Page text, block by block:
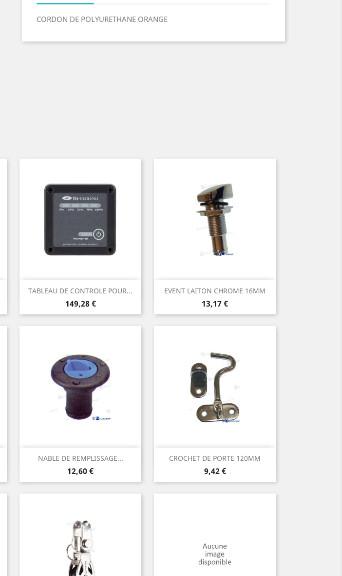
CORDON DE POLYURETHANE ORANGE
TABLEAU DE CONTROLE POUR...
Prix
149,28 €
 Aperçu rapide EVENT LAITON CHROME 16MM
Prix
13,17 €
Aperçu rapide
NABLE DE REMPLISSAGE...
Prix
12,60 €
 Aperçu rapide CROCHET DE PORTE 120MM
Prix
9,42 €
Aperçu rapide